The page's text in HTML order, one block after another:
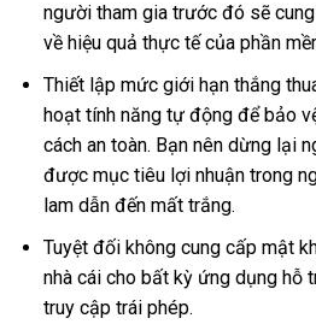
người tham gia trước đó sẽ
về hiệu quả thực tế của phần
Thiết lập mức giới hạn thắng
hoạt tính năng tự động để bảo
cách an toàn. Bạn nên dừng lại
được mục tiêu lợi nhuận trong
lam dẫn đến mất trắng.
Tuyệt đối không cung cấp mật
nhà cái cho bất kỳ ứng dụng hỗ
truy cập trái phép.